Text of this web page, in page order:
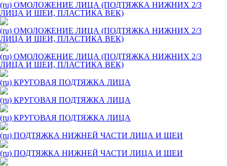
(ru) ОМОЛОЖЕНИЕ ЛИЦА (ПОДТЯЖКА НИЖНИХ 2/3
ЛИЦА И ШЕИ, ПЛАСТИКА ВЕК)
(ru) ОМОЛОЖЕНИЕ ЛИЦА (ПОДТЯЖКА НИЖНИХ 2/3
ЛИЦА И ШЕИ, ПЛАСТИКА ВЕК)
(ru) ОМОЛОЖЕНИЕ ЛИЦА (ПОДТЯЖКА НИЖНИХ 2/3
ЛИЦА И ШЕИ, ПЛАСТИКА ВЕК)
(ru) КРУГОВАЯ ПОДТЯЖКА ЛИЦА
(ru) КРУГОВАЯ ПОДТЯЖКА ЛИЦА
(ru) КРУГОВАЯ ПОДТЯЖКА ЛИЦА
(ru) ПОДТЯЖКА НИЖНЕЙ ЧАСТИ ЛИЦА И ШЕИ
(ru) ПОДТЯЖКА НИЖНЕЙ ЧАСТИ ЛИЦА И ШЕИ